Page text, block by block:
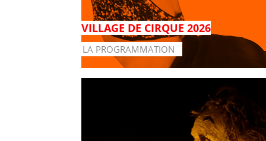
VILLAGE DE CIRQUE 2026
LA PROGRAMMATION